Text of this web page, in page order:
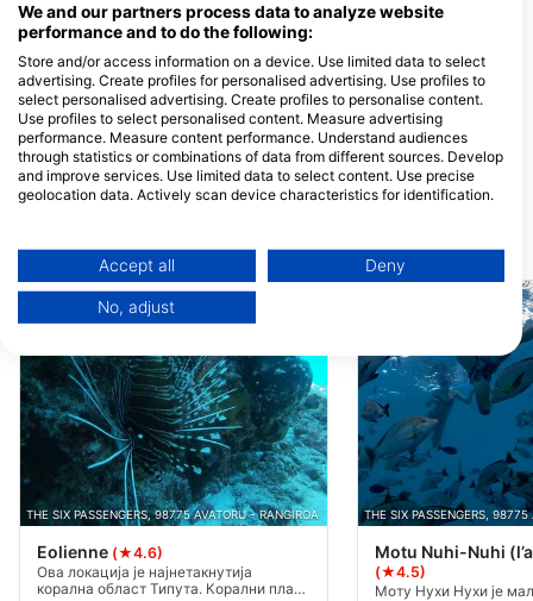
Y Aka Plongée
BP 423 Avatoru, 98775 AVATORU,
ФРАНЦУСКА ПОЛИНЕЗИЈА
THE SIX PASSENGERS
BP 128, 98775 AVATORU -
RANGIROA, ФРАНЦУСКА
ПОЛИНЕЗИЈА
Ронилачке локације у близини
THE SIX PASSENGERS, 98775 AVATORU - RANGIROA
Eolienne (★4.6)
Ова локација је најнетакнутија
корална област Типута. Корални плато
THE SIX PASSENGERS, 98775
Motu Nuhi-Nuhi
(★4.5)
Моту Нухи Нухи је
We and our partners process data to analyze website
performance and to do the following:
Store and/or access information on a device. Use limited data to select
advertising. Create profiles for personalised advertising. Use profiles to
select personalised advertising. Create profiles to personalise content.
Use profiles to select personalised content. Measure advertising
performance. Measure content performance. Understand audiences
through statistics or combinations of data from different sources. Develop
and improve services. Use limited data to select content. Use precise
geolocation data. Actively scan device characteristics for identification.
Data may be shared outside of the European Union and send to the USA.
Your consent and the cookie policy applies solely to this website/app.
View Partner List (1 IAB Vendors)
IAB processing purposes:
Store and/or access information on a device
Use limited data to select advertising
Create profiles for personalised advertising
Use profiles to select personalised
advertising
Accept all Deny
No, adjust